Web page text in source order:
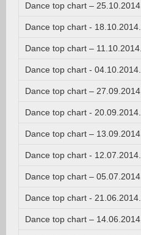
Dance top chart – 25.10.2014.
Dance top chart - 18.10.2014.
Dance top chart – 11.10.2014.
Dance top chart - 04.10.2014.
Dance top chart – 27.09.2014.
Dance top chart - 20.09.2014.
Dance top chart – 13.09.2014.
Dance top chart - 12.07.2014.
Dance top chart – 05.07.2014.
Dance top chart - 21.06.2014.
Dance top chart – 14.06.2014.